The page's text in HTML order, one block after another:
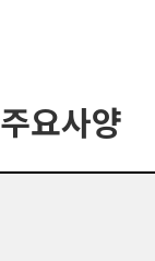
주요사양